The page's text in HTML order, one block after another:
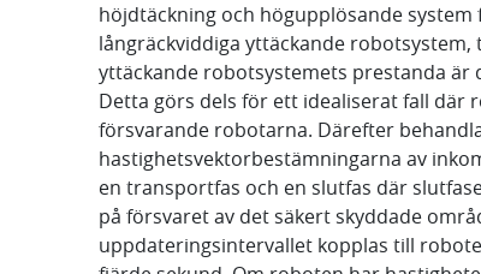
höjdtäckning och högupplösande
långräckviddiga yttäckande
yttäckande robotsystemets prestanda är
Detta görs dels för ett idealiserat fall där
försvarande robotarna. Därefter
hastighetsvektorbestämningarna av
en transportfas och en slutfas där
på försvaret av det säkert skyddade
uppdateringsintervallet kopplas till